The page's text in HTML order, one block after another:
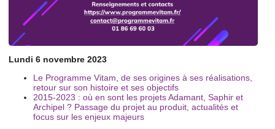
Lundi 6 novembre 2023
Le Programme Vitam, de ses origines à ses réalisations,
retour sur son histoire et ses objectifs
2015-2023 : où en sont les projets Adamant, Saphir et
Archipel ? Passage du projet au produit, actualités et
focus sur les enjeux majeurs